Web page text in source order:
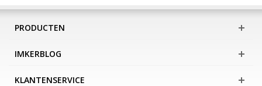
PRODUCTEN
IMKERBLOG
KLANTENSERVICE